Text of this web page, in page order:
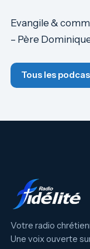
Evangile &
– Père
Tous les
Votre radio
Une voix ouverte sur